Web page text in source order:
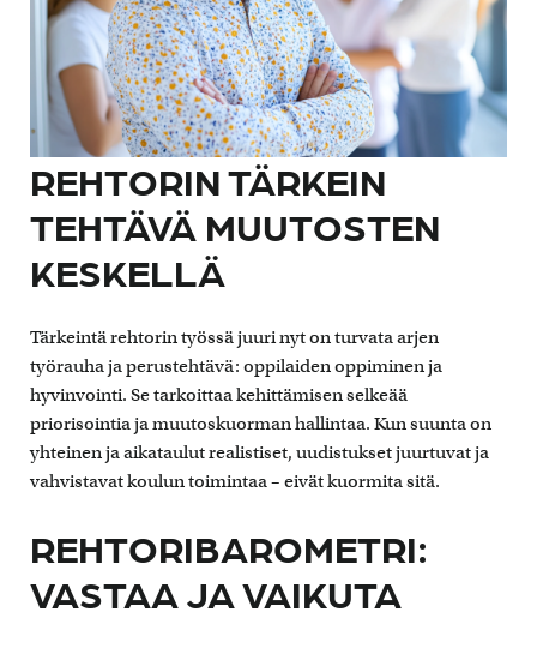
REHTORIN TÄRKEIN
TEHTÄVÄ MUUTOSTEN
KESKELLÄ
Tärkeintä rehtorin työssä juuri nyt on turvata arjen
työrauha ja perustehtävä: oppilaiden oppiminen ja
hyvinvointi. Se tarkoittaa kehittämisen selkeää
priorisointia ja muutoskuorman hallintaa. Kun suunta on
yhteinen ja aikataulut realistiset, uudistukset juurtuvat ja
vahvistavat koulun toimintaa – eivät kuormita sitä.
REHTORIBAROMETRI:
VASTAA JA VAIKUTA